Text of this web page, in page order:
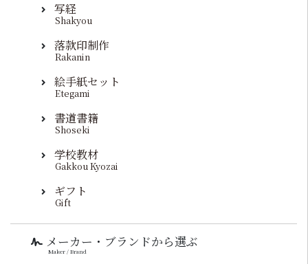
写経
Shakyou
落款印制作
Rakanin
絵手紙セット
Etegami
書道書籍
Shoseki
学校教材
Gakkou Kyozai
ギフト
Gift
メーカー・ブランドから選ぶ
Maker / Brand